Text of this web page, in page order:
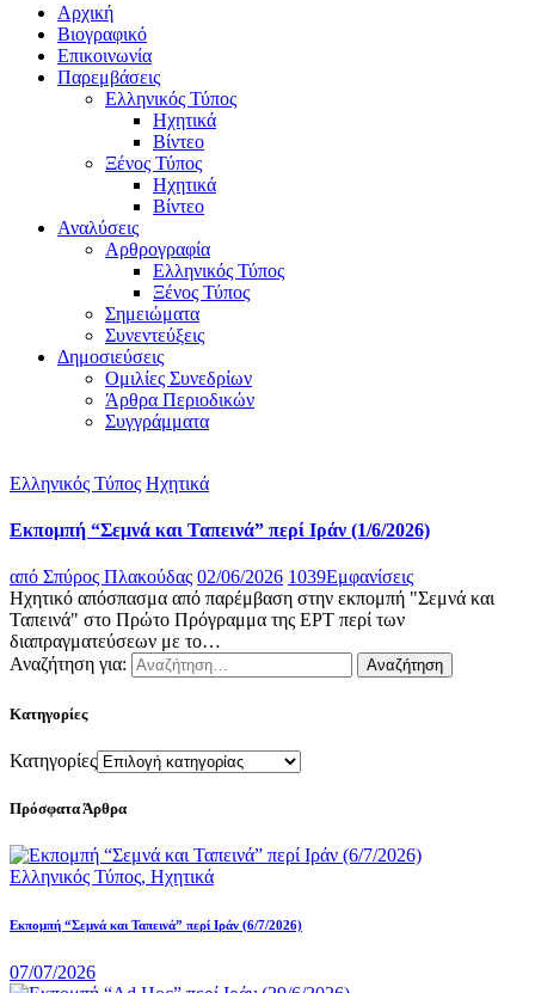
Αρχική
Βιογραφικό
Επικοινωνία
Παρεμβάσεις
Ελληνικός Τύπος
Ηχητικά
Βίντεο
Ξένος Τύπος
Ηχητικά
Βίντεο
Αναλύσεις
Αρθρογραφία
Ελληνικός Τύπος
Ξένος Τύπος
Σημειώματα
Συνεντεύξεις
Δημοσιεύσεις
Ομιλίες Συνεδρίων
Άρθρα Περιοδικών
Συγγράμματα
Ελληνικός Τύπος Ηχητικά
Εκπομπή “Σεμνά και Ταπεινά” περί Ιράν (1/6/2026)
από Σπύρος Πλακούδας 02/06/2026 1039Εμφανίσεις
Ηχητικό απόσπασμα από παρέμβαση στην εκπομπή "Σεμνά και
Ταπεινά" στο Πρώτο Πρόγραμμα της ΕΡΤ περί των
διαπραγματεύσεων με το…
Αναζήτηση για:
Κατηγορίες
Κατηγορίες
Πρόσφατα Άρθρα
Ελληνικός Τύπος, Ηχητικά
Εκπομπή “Σεμνά και Ταπεινά” περί Ιράν (6/7/2026)
07/07/2026